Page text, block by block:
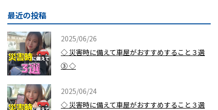
最近の投稿
2025/06/26
◇ 災害時に備えて車屋がおすすめすること３選
③ ◇
2025/06/24
◇ 災害時に備えて車屋がおすすめすること３選